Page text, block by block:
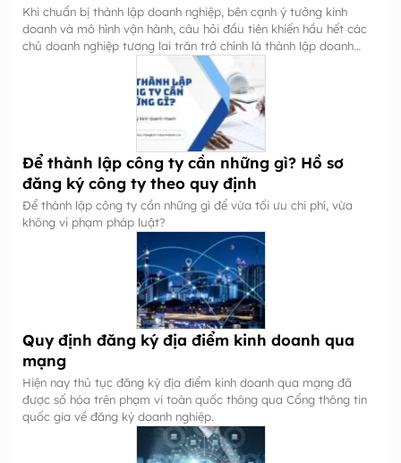
Khi chuẩn bị thành lập doanh nghiệp, bên cạnh ý tưởng kinh
doanh và mô hình vận hành, câu hỏi đầu tiên khiến hầu hết các
chủ doanh nghiệp tương lai trăn trở chính là thành lập doanh
Để thành lập công ty cần những gì? Hồ sơ
đăng ký công ty theo quy định
Để thành lập công ty cần những gì để vừa tối ưu chi phí, vừa
không vi phạm pháp luật?
Quy định đăng ký địa điểm kinh doanh qua
mạng
Hiện nay thủ tục đăng ký địa điểm kinh doanh qua mạng đã
được số hóa trên phạm vi toàn quốc thông qua Cổng thông tin
quốc gia về đăng ký doanh nghiệp.